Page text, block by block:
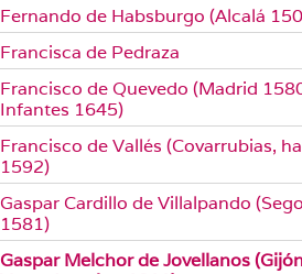
Fernando de Habsburgo (Alcalá
Francisca de Pedraza
Francisco de Quevedo (Madrid
Infantes 1645)
Francisco de Vallés (Covarrubias,
1592)
Gaspar Cardillo de Villalpando
1581)
Gaspar Melchor de Jovellanos